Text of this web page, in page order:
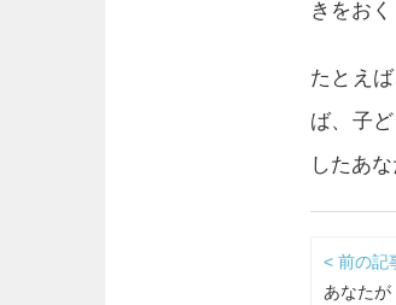
きをお
たとえ
ば、子
したあ
< 前の記
あなた